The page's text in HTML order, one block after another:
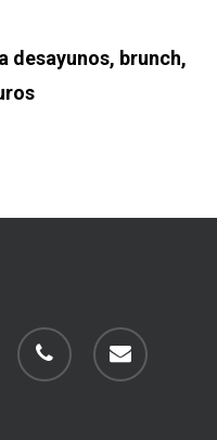
desayunos, brunch,
phone email